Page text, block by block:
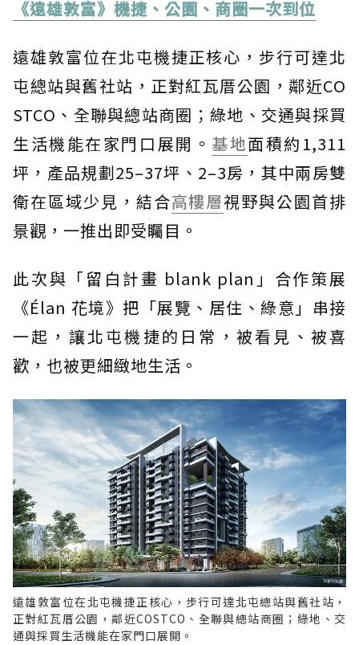
《遠雄敦富》機捷、公園、商圈一次到位
遠雄敦富位在北屯機捷正核心，步行可達北
屯總站與舊社站，正對紅瓦厝公園，鄰近CO
STCO、全聯與總站商圈；綠地、交通與採買
生活機能在家門口展開。 基地面積約1,311
坪，產品規劃25–37坪、2–3房，其中兩房雙
衛在區域少見，結合高樓層視野與公園首排
景觀，一推出即受矚目。
此次與「留白計畫 blank plan」合作策展
《Élan 花境》把「展覽、居住、綠意」串接
一起，讓北屯機捷的日常，被看見、被喜
歡，也被更細緻地生活。
遠雄敦富位在北屯機捷正核心，步行可達北屯總站與舊社站，
正對紅瓦厝公園，鄰近COSTCO、全聯與總站商圈；綠地、交
通與採買生活機能在家門口展開。